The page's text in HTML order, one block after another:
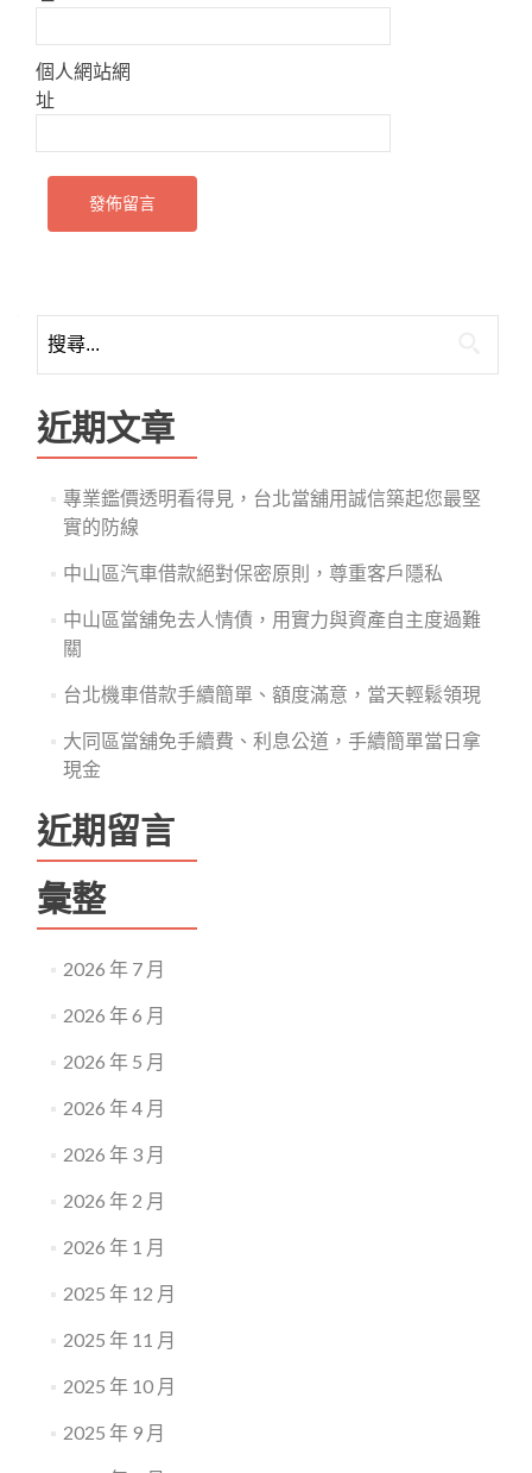
個人網站網
址
尋
鍵
字:
近期文章
專業鑑價透明看得見，台北當舖用誠信築起您最堅
實的防線
中山區汽車借款絕對保密原則，尊重客戶隱私
中山區當舖免去人情債，用實力與資產自主度過難
關
台北機車借款手續簡單、額度滿意，當天輕鬆領現
大同區當舖免手續費、利息公道，手續簡單當日拿
現金
近期留言
彙整
2026 年 7 月
2026 年 6 月
2026 年 5 月
2026 年 4 月
2026 年 3 月
2026 年 2 月
2026 年 1 月
2025 年 12 月
2025 年 11 月
2025 年 10 月
2025 年 9 月